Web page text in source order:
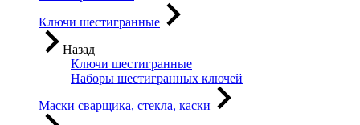
Ключи шестигранные
Назад
Ключи шестигранные
Наборы шестигранных ключей
Маски сварщика, стекла, каски